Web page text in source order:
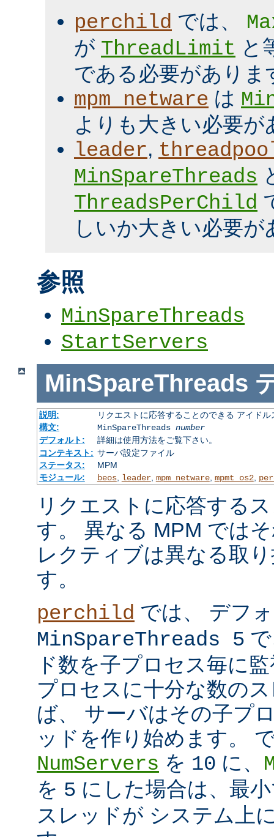
perchild では、
が ThreadLimit と
である必要がありま
mpm_netware は
よりも大きい必要が
leader,
MinSpareThreads
ThreadsPerChild
しいか大きい必要が
参照
MinSpareThreads
StartServers
MinSpareThreads
説明:
リクエストに応答することのできる アイド
構文:
MinSpareThreads number
デフォルト:
詳細は使用方法をご覧下さい。
コンテキスト: サーバ設定ファイル
ステータス:
MPM
モジュール:
beos, leader, mpm_netware, mpmt_os2,
リクエストに応答する
す。 異なる MPM では
レクティブは異なる取
す。
perchild では、 デフ
MinSpareThreads 5
ド数を子プロセス毎に
プロセスに十分な数の
ば、 サーバはその子プ
ッドを作り始めます。
NumServers を 10 に、
を 5 にした場合は、最
スレッドが システム上